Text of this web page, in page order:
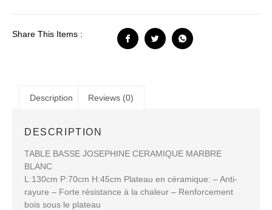
Share This Items :
Description Reviews (0)
DESCRIPTION
TABLE BASSE JOSEPHINE CERAMIQUE MARBRE
BLANC
L:130cm P:70cm H:45cm Plateau en céramique: – Anti-
rayure – Forte résistance à la chaleur – Renforcement
bois sous le plateau